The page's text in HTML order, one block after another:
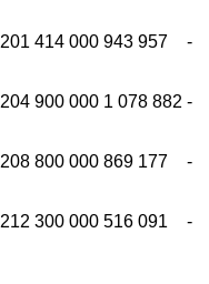
201 414 000 943 957 -
204 900 000 1 078 882 -
208 800 000 869 177 -
212 300 000 516 091 -